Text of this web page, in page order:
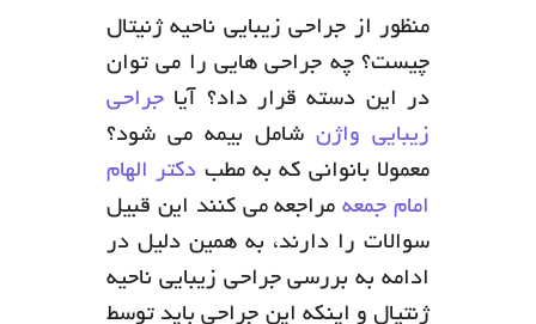
منظور از جراحی زیبایی ناحیه ژنیتال
چیست؟ چه جراحی هایی را می توان
در این دسته قرار داد؟ آیا جراحی
زیبایی واژن شامل بیمه می شود؟
معمولا بانوانی که به مطب دکتر الهام
امام جمعهمراجعه می کنند این قبیل
سوالات را دارند، به همین دلیل در
ادامه به بررسی جراحی زیبایی ناحیه
ژنتیال و اینکه این جراحی باید توسط